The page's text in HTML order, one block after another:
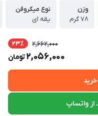
وزن
۷۸ گرم
نوع میکروفن
یقه ای
2,662,000 23٪
2,056,000تومان
واتساپ